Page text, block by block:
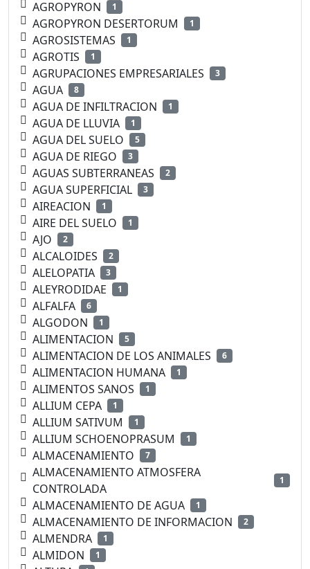
AGROPYRON 1
AGROPYRON DESERTORUM 1
AGROSISTEMAS 1
AGROTIS 1
AGRUPACIONES EMPRESARIALES 3
AGUA 8
AGUA DE INFILTRACION 1
AGUA DE LLUVIA 1
AGUA DEL SUELO 5
AGUA DE RIEGO 3
AGUAS SUBTERRANEAS 2
AGUA SUPERFICIAL 3
AIREACION 1
AIRE DEL SUELO 1
AJO 2
ALCALOIDES 2
ALELOPATIA 3
ALEYRODIDAE 1
ALFALFA 6
ALGODON 1
ALIMENTACION 5
ALIMENTACION DE LOS ANIMALES 6
ALIMENTACION HUMANA 1
ALIMENTOS SANOS 1
ALLIUM CEPA 1
ALLIUM SATIVUM 1
ALLIUM SCHOENOPRASUM 1
ALMACENAMIENTO 7
ALMACENAMIENTO ATMOSFERA
CONTROLADA
1
ALMACENAMIENTO DE AGUA 1
ALMACENAMIENTO DE INFORMACION 2
ALMENDRA 1
ALMIDON 1